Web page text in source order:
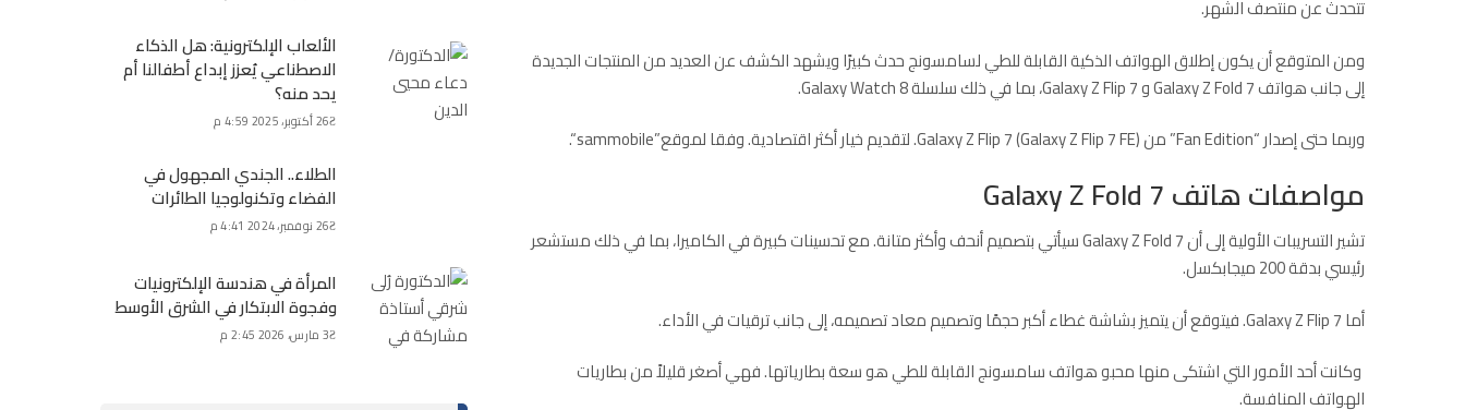
تتحدث عن منتصف الشهر.
ومن المتوقع أن يكون إطلاق الهواتف الذكية القابلة للطي لسامسونج حدث كبيرًا ويشهد الكشف عن العديد من المنتجات الجديدة
إلى جانب هواتف Galaxy Z Fold 7 و Galaxy Z Flip 7، بما في ذلك سلسلة Galaxy Watch 8.
وربما حتى إصدار “Fan Edition” من Galaxy Z Flip 7 (Galaxy Z Flip 7 FE). لتقديم خيار أكثر اقتصادية. وفقا لموقع”
sammobile
“.
مواصفات هاتف Galaxy Z Fold 7
تشير التسريبات الأولية إلى أن Galaxy Z Fold 7 سيأتي بتصميم أنحف وأكثر متانة. مع تحسينات كبيرة في الكاميرا، بما في ذلك مستشعر
رئيسي بدقة 200 ميجابكسل.
أما Galaxy Z Flip 7. فيتوقع أن يتميز بشاشة غطاء أكبر حجمًا وتصميم معاد تصميمه، إلى جانب ترقيات في الأداء.
وكانت أحد الأمور التي اشتكى منها محبو هواتف سامسونج القابلة للطي هو سعة بطارياتها. فهي أصغر قليلاً من بطاريات
الهواتف المنافسة.
الألعاب الإلكترونية: هل الذكاء
الاصطناعي يُعزز إبداع أطفالنا أم
يحد منه؟
26 أكتوبر، 2025 4:59 م
الطلاء.. الجندي المجهول في
الفضاء وتكنولوجيا الطائرات
26 نوفمبر، 2024 4:41 م
المرأة في هندسة الإلكترونيات
وفجوة الابتكار في الشرق الأوسط
3 مارس، 2026 2:45 م